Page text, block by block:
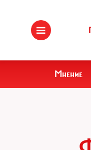
Мнение